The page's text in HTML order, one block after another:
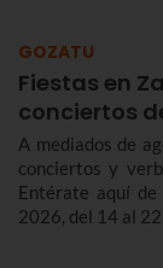
GOZATU
Fiestas en
conciertos
A mediados de
conciertos y
Entérate aquí
2026, del 14 al